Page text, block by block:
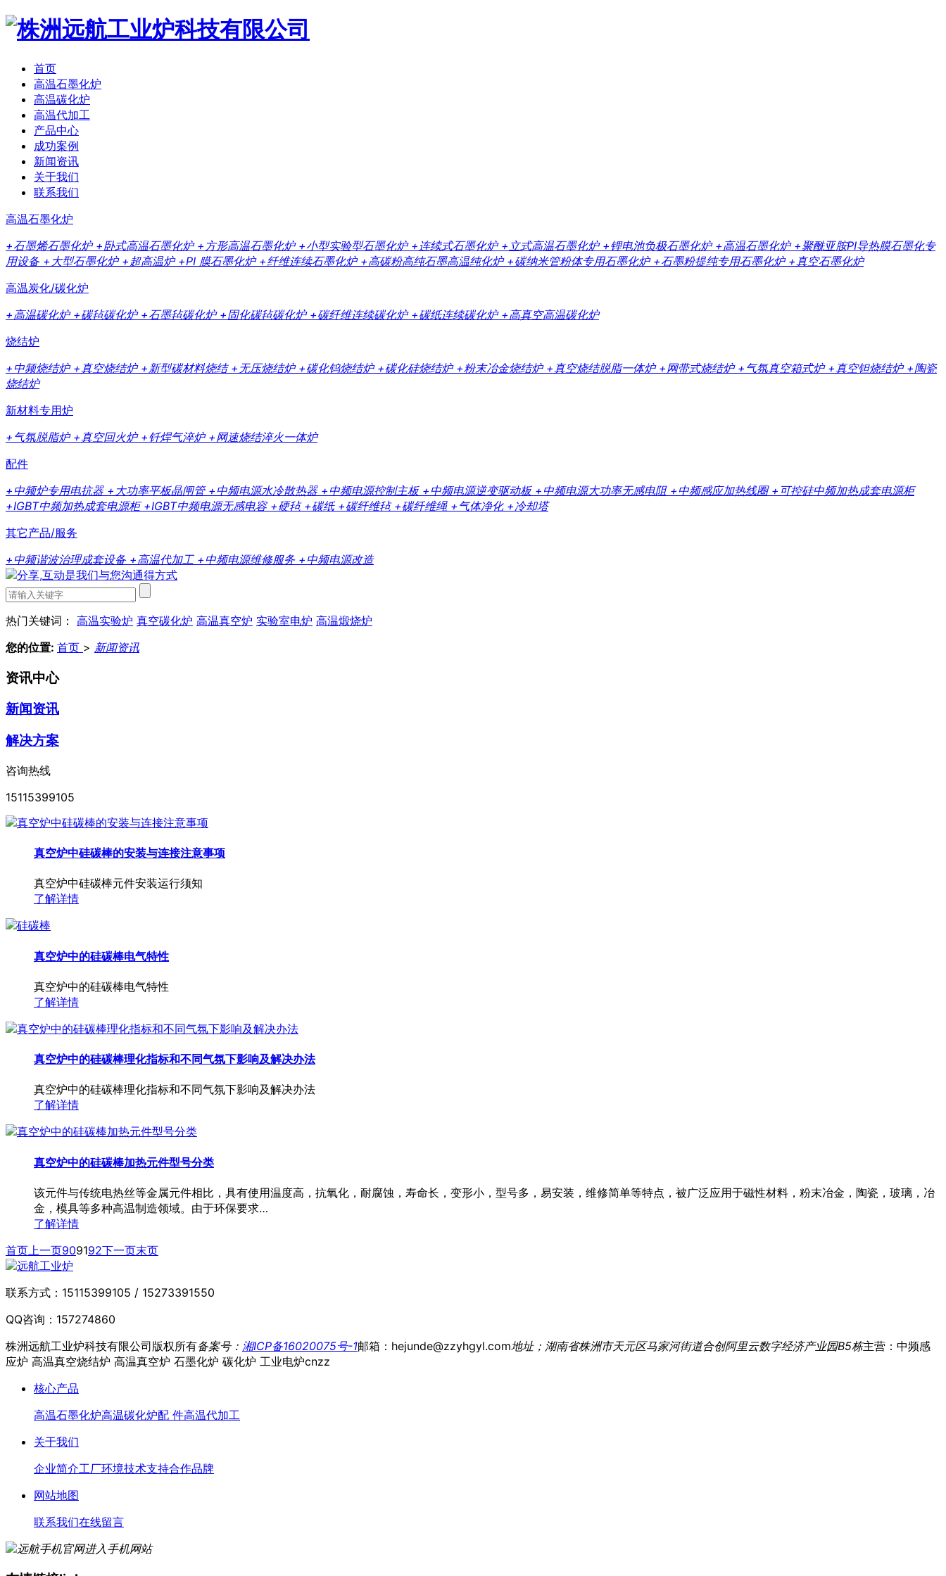
首页
高温石墨化炉
高温碳化炉
高温代加工
产品中心
成功案例
新闻资讯
关于我们
联系我们
高温石墨化炉
+石墨烯石墨化炉 +卧式高温石墨化炉 +方形高温石墨化炉 +小型实验型石墨化炉 +连续式石墨化炉 +立式高温石墨化炉 +锂电池负极石墨化炉 +高温石墨化炉 +聚酰亚胺PI导热膜石墨化专
用设备 +大型石墨化炉 +超高温炉 +PI 膜石墨化炉 +纤维连续石墨化炉 +高碳粉高纯石墨高温纯化炉 +碳纳米管粉体专用石墨化炉 +石墨粉提纯专用石墨化炉 +真空石墨化炉
高温炭化/碳化炉
+高温碳化炉 +碳毡碳化炉 +石墨毡碳化炉 +固化碳毡碳化炉 +碳纤维连续碳化炉 +碳纸连续碳化炉 +高真空高温碳化炉
烧结炉
+中频烧结炉 +真空烧结炉 +新型碳材料烧结 +无压烧结炉 +碳化钨烧结炉 +碳化硅烧结炉 +粉末冶金烧结炉 +真空烧结脱脂一体炉 +网带式烧结炉 +气氛真空箱式炉 +真空钽烧结炉 +陶瓷
烧结炉
新材料专用炉
+气氛脱脂炉 +真空回火炉 +钎焊气淬炉 +网速烧结淬火一体炉
配件
+中频炉专用电抗器 +大功率平板晶闸管 +中频电源水冷散热器 +中频电源控制主板 +中频电源逆变驱动板 +中频电源大功率无感电阻 +中频感应加热线圈 +可控硅中频加热成套电源柜
+IGBT中频加热成套电源柜+IGBT中频电源无感电容 +硬毡 +碳纸 +碳纤维毡 +碳纤维绳 +气体净化 +冷却塔
其它产品/服务
+中频谐波治理成套设备 +高温代加工 +中频电源维修服务 +中频电源改造
热门关键词： 高温实验炉 真空碳化炉 高温真空炉 实验室电炉 高温煅烧炉
您的位置: 首页 > 新闻资讯
资讯中心
新闻资讯
解决方案
咨询热线
15115399105
真空炉中硅碳棒的安装与连接注意事项
真空炉中硅碳棒元件安装运行须知
了解详情
真空炉中的硅碳棒电气特性
真空炉中的硅碳棒电气特性
了解详情
真空炉中的硅碳棒理化指标和不同气氛下影响及解决办法
真空炉中的硅碳棒理化指标和不同气氛下影响及解决办法
了解详情
真空炉中的硅碳棒加热元件型号分类
该元件与传统电热丝等金属元件相比，具有使用温度高，抗氧化，耐腐蚀，寿命长，变形小，型号多，易安装，维修简单等特点，被广泛应用于磁性材料，粉末冶金，陶瓷，玻璃，冶
金，模具等多种高温制造领域。由于环保要求…
了解详情
首页 上一页909192下一页末页
联系方式： 15115399105 / 15273391550
QQ咨询： 157274860
株洲远航工业炉科技有限公司版权所有备案号： 湘ICP备16020075号-1邮箱：hejunde@zzyhgyl.com地址；湖南省株洲市天元区马家河街道合创阿里云数字经济产业园B5栋主营：中频感
应炉 高温真空烧结炉 高温真空炉 石墨化炉 碳化炉 工业电炉cnzz
核心产品
高温石墨化炉高温碳化炉配 件高温代加工
关于我们
企业简介工厂环境技术支持合作品牌
网站地图
联系我们在线留言
进入手机网站